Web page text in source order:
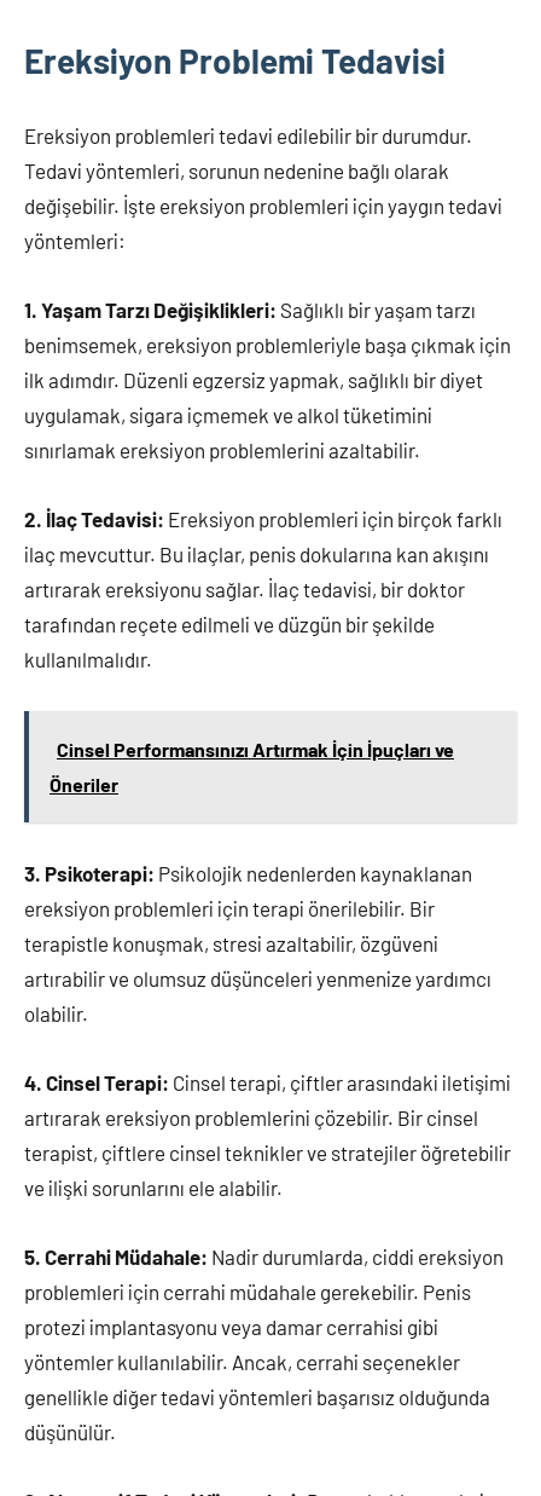
Ereksiyon Problemi Tedavisi
Ereksiyon problemleri tedavi edilebilir bir durumdur.
Tedavi yöntemleri, sorunun nedenine bağlı olarak
değişebilir. İşte ereksiyon problemleri için yaygın tedavi
yöntemleri:
1. Yaşam Tarzı Değişiklikleri: Sağlıklı bir yaşam tarzı
benimsemek, ereksiyon problemleriyle başa çıkmak için
ilk adımdır. Düzenli egzersiz yapmak, sağlıklı bir diyet
uygulamak, sigara içmemek ve alkol tüketimini
sınırlamak ereksiyon problemlerini azaltabilir.
2. İlaç Tedavisi: Ereksiyon problemleri için birçok farklı
ilaç mevcuttur. Bu ilaçlar, penis dokularına kan akışını
artırarak ereksiyonu sağlar. İlaç tedavisi, bir doktor
tarafından reçete edilmeli ve düzgün bir şekilde
kullanılmalıdır.
Cinsel Performansınızı Artırmak İçin İpuçları ve
Öneriler
3. Psikoterapi: Psikolojik nedenlerden kaynaklanan
ereksiyon problemleri için terapi önerilebilir. Bir
terapistle konuşmak, stresi azaltabilir, özgüveni
artırabilir ve olumsuz düşünceleri yenmenize yardımcı
olabilir.
4. Cinsel Terapi: Cinsel terapi, çiftler arasındaki iletişimi
artırarak ereksiyon problemlerini çözebilir. Bir cinsel
terapist, çiftlere cinsel teknikler ve stratejiler öğretebilir
ve ilişki sorunlarını ele alabilir.
5. Cerrahi Müdahale: Nadir durumlarda, ciddi ereksiyon
problemleri için cerrahi müdahale gerekebilir. Penis
protezi implantasyonu veya damar cerrahisi gibi
yöntemler kullanılabilir. Ancak, cerrahi seçenekler
genellikle diğer tedavi yöntemleri başarısız olduğunda
düşünülür.